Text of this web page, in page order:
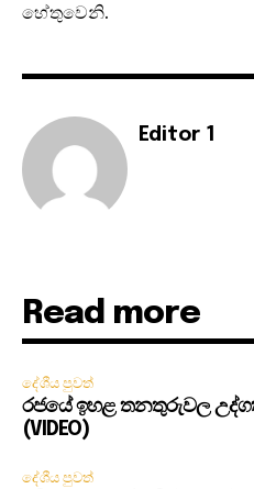
හේතුවෙනි.
Editor 1
Read more
දේශීය පුවත්
රජයේ ඉහළ තනතුරුවල
(VIDEO)
දේශීය පුවත්